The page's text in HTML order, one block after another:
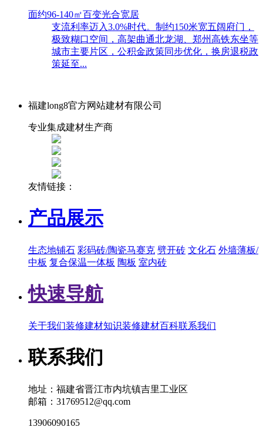
面约96-140㎡百变光合宽居
支流利率迈入3.0%时代。制约150米宽五阔府门，
极致糊口空间，高架曲通北龙湖、郑州高铁东坐等
城市主要片区，公积金政策同步优化，换房退税政
策延至...
福建long8官方网站建材有限公司
专业集成建材生产商
友情链接：
产品展示
生态地铺石 彩码砖/陶瓷马赛克 劈开砖 文化石 外墙薄板/
中板 复合保温一体板 陶板 室内砖
快速导航
关于我们装修建材知识装修建材百科联系我们
联系我们
地址：福建省晋江市内坑镇吉里工业区
邮箱：31769512@qq.com
13906090165